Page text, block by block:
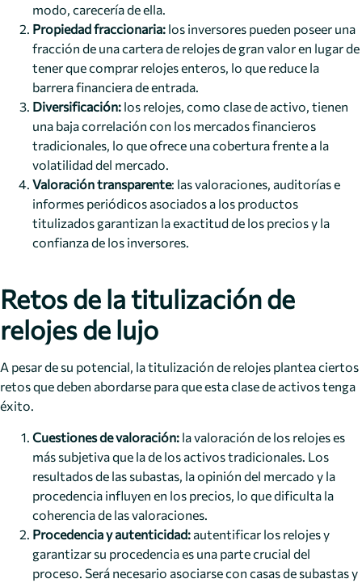
modo, carecería de ella.
Propiedad fraccionaria: los inversores pueden poseer una
fracción de una cartera de relojes de gran valor en lugar de
tener que comprar relojes enteros, lo que reduce la
barrera financiera de entrada.
Diversificación: los relojes, como clase de activo, tienen
una baja correlación con los mercados financieros
tradicionales, lo que ofrece una cobertura frente a la
volatilidad del mercado.
Valoración transparente: las valoraciones, auditorías e
informes periódicos asociados a los productos
titulizados garantizan la exactitud de los precios y la
confianza de los inversores.
Retos de la titulización de
relojes de lujo
A pesar de su potencial, la titulización de relojes plantea ciertos
retos que deben abordarse para que esta clase de activos tenga
éxito.
Cuestiones de valoración: la valoración de los relojes es
más subjetiva que la de los activos tradicionales. Los
resultados de las subastas, la opinión del mercado y la
procedencia influyen en los precios, lo que dificulta la
coherencia de las valoraciones.
Procedencia y autenticidad: autentificar los relojes y
garantizar su procedencia es una parte crucial del
proceso. Será necesario asociarse con casas de subastas y